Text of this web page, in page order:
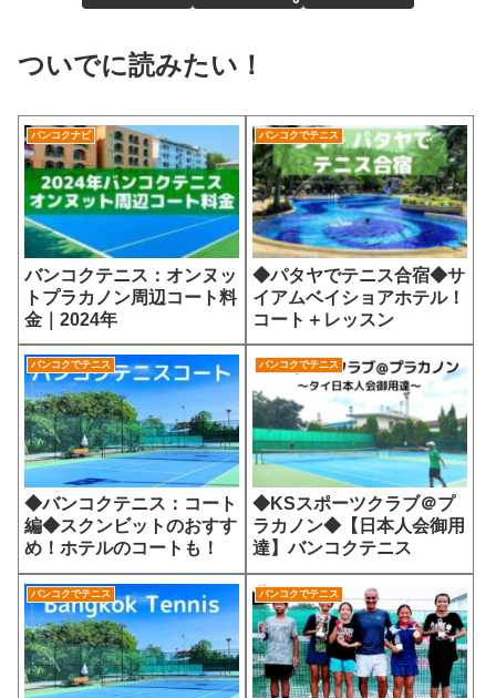
ついでに読みたい！
バンコクナビ
バンコクテニス：オンヌッ
トプラカノン周辺コート料
金｜2024年
バンコクでテニス
◆パタヤでテニス合宿◆サ
イアムベイショアホテル！
コート＋レッスン
バンコクでテニス
◆バンコクテニス：コート
編◆スクンビットのおすす
め！ホテルのコートも！
バンコクでテニス
◆KSスポーツクラブ＠プ
ラカノン◆【日本人会御用
達】バンコクテニス
バンコクでテニス バンコクでテニス